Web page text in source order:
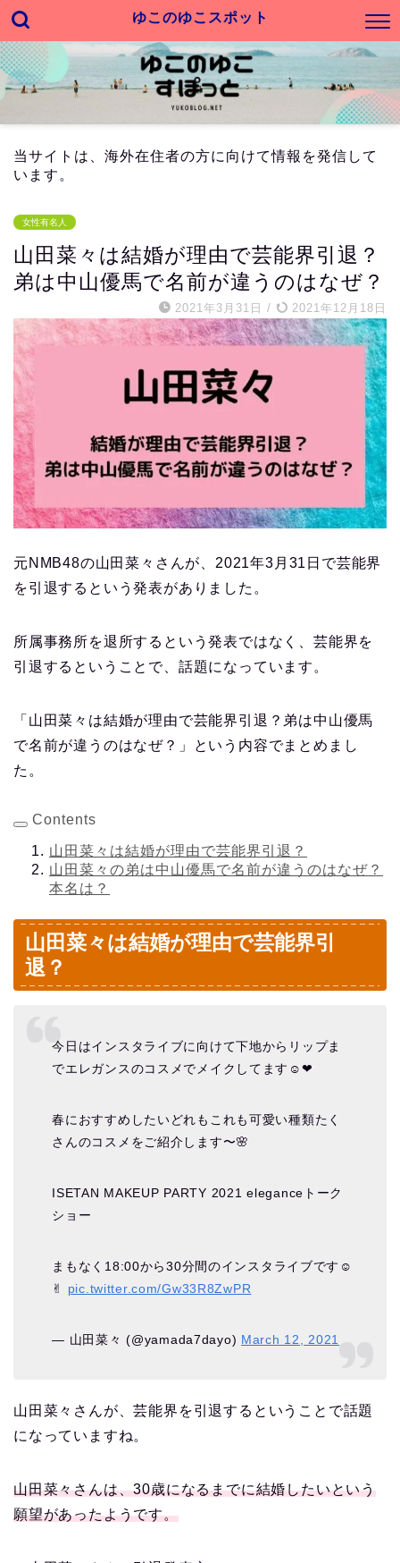
ゆこのゆこスポット
当サイトは、海外在住者の方に向けて情報を発信して
います。
女性有名人
山田菜々は結婚が理由で芸能界引退？
弟は中山優馬で名前が違うのはなぜ？
2021年3月31日 / 2021年12月18日
元NMB48の山田菜々さんが、2021年3月31日で芸能界
を引退するという発表がありました。
所属事務所を退所するという発表ではなく、芸能界を
引退するということで、話題になっています。
「山田菜々は結婚が理由で芸能界引退？弟は中山優馬
で名前が違うのはなぜ？」という内容でまとめまし
た。
Contents
山田菜々は結婚が理由で芸能界引退？
山田菜々の弟は中山優馬で名前が違うのはなぜ？
本名は？
山田菜々は結婚が理由で芸能界引
退？
今日はインスタライブに向けて下地からリップま
でエレガンスのコスメでメイクしてます☺️❤︎
春におすすめしたいどれもこれも可愛い種類たく
さんのコスメをご紹介します〜🌸
ISETAN MAKEUP PARTY 2021 eleganceトーク
ショー
まもなく18:00から30分間のインスタライブです☺️
✌︎ pic.twitter.com/Gw33R8ZwPR
— 山田菜々 (@yamada7dayo) March 12, 2021
山田菜々さんが、芸能界を引退するということで話題
になっていますね。
山田菜々さんは、30歳になるまでに結婚したいという
願望があったようです。